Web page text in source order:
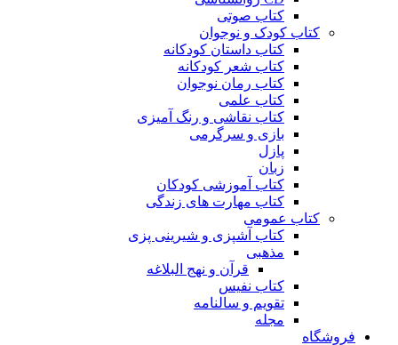
کتاب صوتی
کتاب کودک و نوجوان
کتاب داستان کودکانه
کتاب شعر کودکانه
کتاب رمان نوجوان
کتاب علمی
کتاب نقاشی و رنگ آمیزی
بازی و سرگرمی
پازل
زبان
کتاب آموزشی کودکان
کتاب مهارت های زندگی
کتاب عمومی
کتاب آشپزی و شیرینی پزی
مذهبی
قرآن و نهج البلاغه
کتاب نفیس
تقویم و سالنامه
مجله
فروشگاه